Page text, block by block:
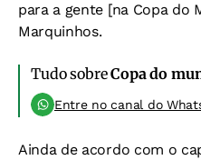
para a gente [na Copa do
Marquinhos.
Tudo sobreCopa do
Entre no canal do
Ainda de acordo com o